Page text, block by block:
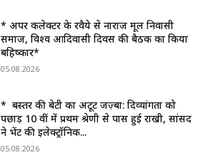
* अपर कलेक्टर के रवैये से नाराज मूल निवासी
समाज, विश्व आदिवासी दिवस की बैठक का किया
बहिष्कार*
05.08.2026
* बस्तर की बेटी का अटूट जज़्बा: दिव्यांगता को
पछाड़ 10 वीं में प्रथम श्रेणी से पास हुई राखी, सांसद
ने भेंट की इलेक्ट्रॉनिक...
05.08.2026